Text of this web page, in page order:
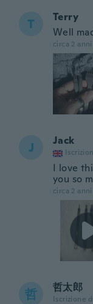
T
Terry
Well
circa 2
J Jack
I love
you so
circa 2
哲 哲太郎
Iscrizione